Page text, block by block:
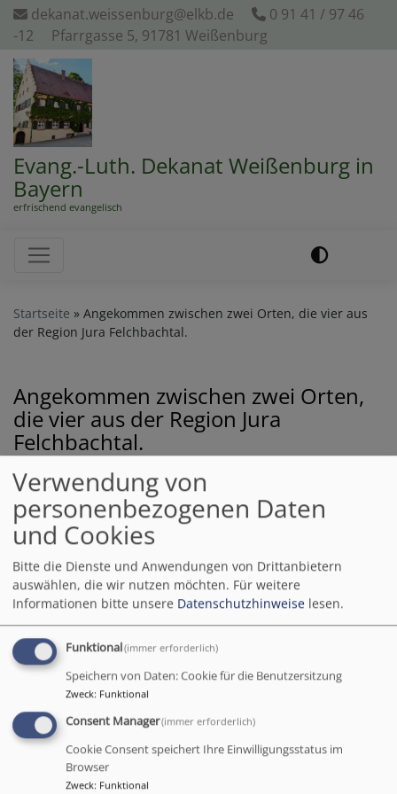
Direkt
zum
dekanat.weissenburg@elkb.de
0 91 41 / 97 46
-12
Pfarrgasse 5, 91781 Weißenburg
Evang.-Luth. Dekanat Weißenburg in
Bayern
erfrischend evangelisch
Hauptnavigation
Startseite
Angekommen zwischen zwei Orten, die vier aus
der Region Jura Felchbachtal.
Angekommen zwischen zwei Orten,
die vier aus der Region Jura
Felchbachtal.
Bildrechte IGW
Angekommen zwischen
zwei Orten
zwischen den beiden
Chören genommen:
Pfarrerin Elisabeth Knopf, Diakon Richard Hain,
Dekanin Ingrid Gottwald-Weber, Vertrauensmann der
Kirchengemeinde Oberhochstatt Klaus Rottler und
Vertrauensmann der Kirchengemeinde Burgsalach
Manuel Philippwährend des Empfanges zur Einführung
der neuen Pfarrerin in der Mehrzweckhalle in
Burgsalach.
Verwendung von
personenbezogenen Daten
und Cookies
Bitte die Dienste und Anwendungen von Drittanbietern
auswählen, die wir nutzen möchten. Für weitere
Informationen bitte unsere Datenschutzhinweise lesen.
Funktional(immer erforderlich)
Speichern von Daten: Cookie für die Benutzersitzung
Zweck: Funktional
Consent Manager(immer erforderlich)
Cookie Consent speichert Ihre Einwilligungsstatus im
Browser
Zweck: Funktional